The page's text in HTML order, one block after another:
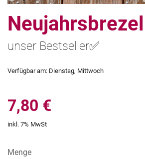
unser Bestseller✅
Verfügbar am: Dienstag, Mittwoch
7,80 €
inkl. 7% MwSt
Menge